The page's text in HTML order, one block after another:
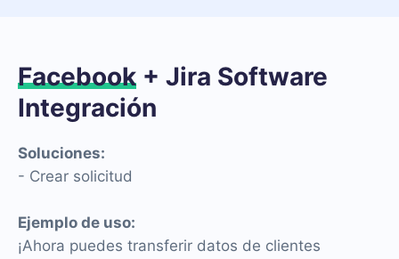
Facebook + Jira Software
Integración
Soluciones:
- Crear solicitud
Ejemplo de uso:
¡Ahora puedes transferir datos de clientes